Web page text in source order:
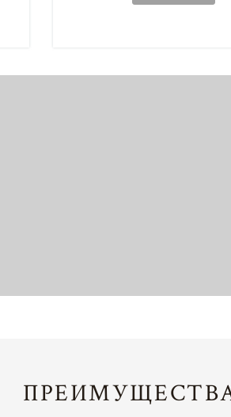
ПРЕИМУЩЕСТВА